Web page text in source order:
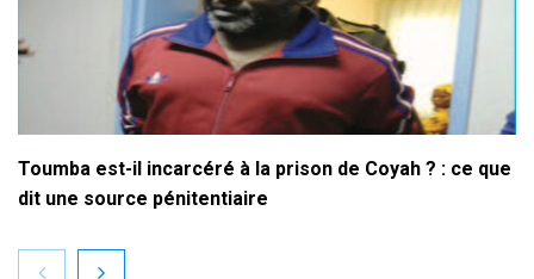
Toumba est-il incarcéré à la prison de Coyah ? : ce que
dit une source pénitentiaire